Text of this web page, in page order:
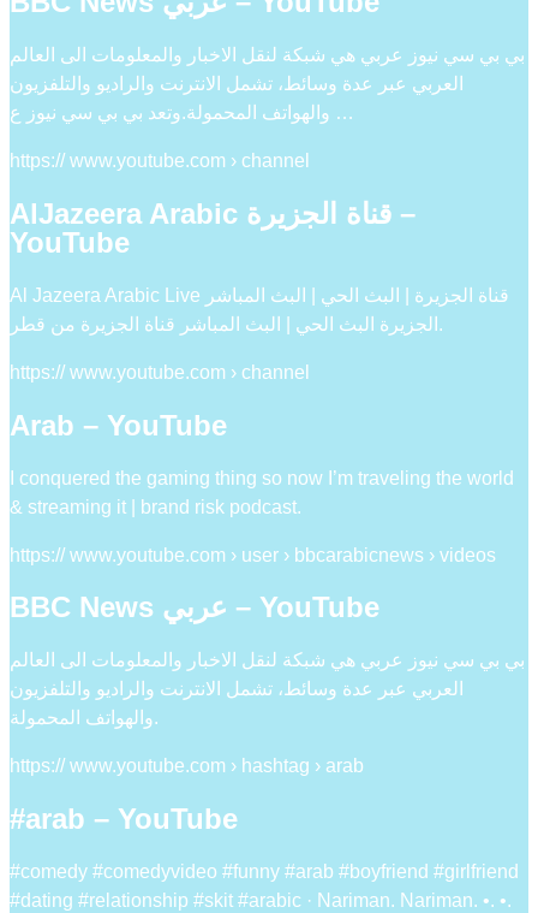
بي بي سي نيوز عربي هي شبكة لنقل الاخبار والمعلومات الى العالم
العربي عبر عدة وسائط، تشمل الانترنت والراديو والتلفزيون
والهواتف المحمولة.وتعد بي بي سي نيوز ع …
https:// www.youtube.com › channel
AlJazeera Arabic قناة الجزيرة –
YouTube
Al Jazeera Arabic Live قناة الجزيرة | البث الحي | البث المباشر
الجزيرة البث الحي | البث المباشر قناة الجزيرة من قطر.
https:// www.youtube.com › channel
Arab – YouTube
I conquered the gaming thing so now I’m traveling the world
& streaming it | brand risk podcast.
https:// www.youtube.com › user › bbcarabicnews › videos
BBC News عربي – YouTube
بي بي سي نيوز عربي هي شبكة لنقل الاخبار والمعلومات الى العالم
العربي عبر عدة وسائط، تشمل الانترنت والراديو والتلفزيون
والهواتف المحمولة.
https:// www.youtube.com › hashtag › arab
#arab – YouTube
#comedy #comedyvideo #funny #arab #boyfriend #girlfriend
#dating #relationship #skit #arabic · Nariman. Nariman. •. •.